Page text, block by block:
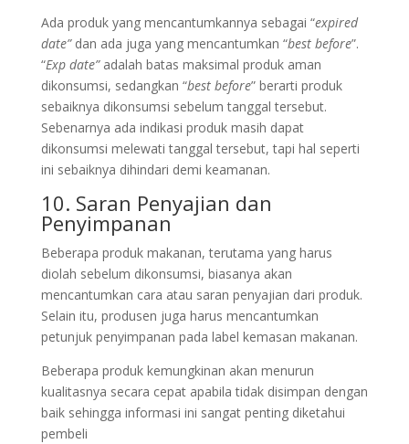
Ada produk yang mencantumkannya sebagai “expired
date” dan ada juga yang mencantumkan “best before”.
“Exp date” adalah batas maksimal produk aman
dikonsumsi, sedangkan “best before” berarti produk
sebaiknya dikonsumsi sebelum tanggal tersebut.
Sebenarnya ada indikasi produk masih dapat
dikonsumsi melewati tanggal tersebut, tapi hal seperti
ini sebaiknya dihindari demi keamanan.
10. Saran Penyajian dan
Penyimpanan
Beberapa produk makanan, terutama yang harus
diolah sebelum dikonsumsi, biasanya akan
mencantumkan cara atau saran penyajian dari produk.
Selain itu, produsen juga harus mencantumkan
petunjuk penyimpanan pada label kemasan makanan.
Beberapa produk kemungkinan akan menurun
kualitasnya secara cepat apabila tidak disimpan dengan
baik sehingga informasi ini sangat penting diketahui
pembeli